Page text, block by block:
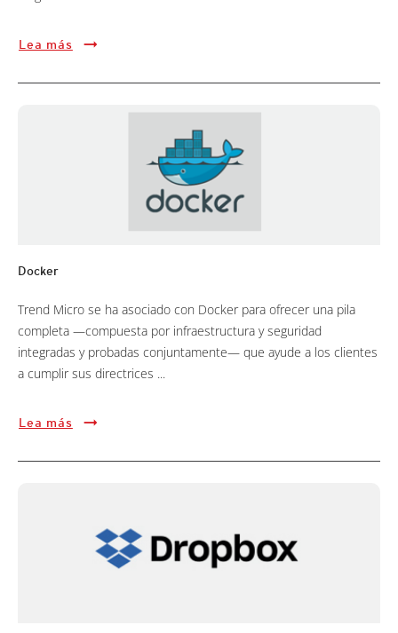
Lea más
Docker
Trend Micro se ha asociado con Docker para ofrecer una pila
completa —compuesta por infraestructura y seguridad
integradas y probadas conjuntamente— que ayude a los clientes
a cumplir sus directrices ...
Lea más